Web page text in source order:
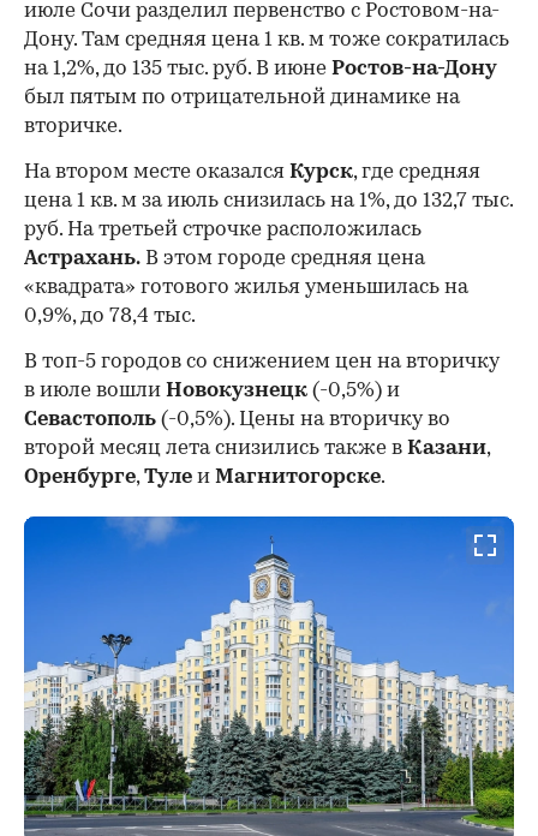
июле Сочи разделил первенство с Ростовом-на-
Дону. Там средняя цена 1 кв. м тоже сократилась
на 1,2%, до 135 тыс. руб. В июне Ростов-на-Дону
был пятым по отрицательной динамике на
вторичке.
На втором месте оказался Курск, где средняя
цена 1 кв. м за июль снизилась на 1%, до 132,7 тыс.
руб. На третьей строчке расположилась
Астрахань. В этом городе средняя цена
«квадрата» готового жилья уменьшилась на
0,9%, до 78,4 тыс.
В топ-5 городов со снижением цен на вторичку
в июле вошли Новокузнецк (-0,5%) и
Севастополь (-0,5%). Цены на вторичку во
второй месяц лета снизились также в Казани,
Оренбурге,Туле и Магнитогорске.